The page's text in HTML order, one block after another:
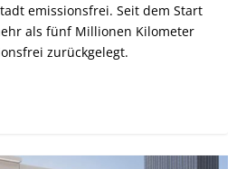
emissionsfrei. Seit dem Start
als fünf Millionen Kilometer
zurückgelegt.